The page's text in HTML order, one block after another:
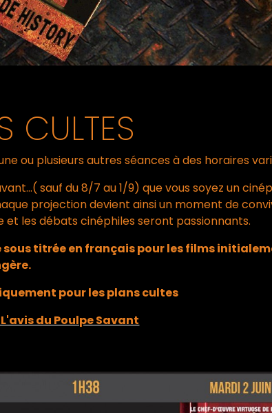
CULTES
ou plusieurs autres séances à des horaires
sauf du 8/7 au 1/9) que vous soyez un
projection devient ainsi un moment de
les débats cinéphiles seront passionnants.
titrée en français pour les films
pour les plans cultes
du Poulpe Savant